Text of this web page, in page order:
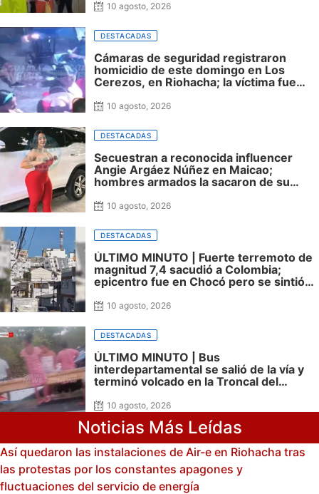
10 agosto, 2026
DESTACADAS
Cámaras de seguridad registraron
homicidio de este domingo en Los
Cerezos, en Riohacha; la víctima fue
10 agosto, 2026
DESTACADAS
Secuestran a reconocida influencer
Angie Argáez Núñez en Maicao;
hombres armados la sacaron de su
10 agosto, 2026
DESTACADAS
ÚLTIMO MINUTO | Fuerte terremoto de
magnitud 7,4 sacudió a Colombia;
epicentro fue en Chocó pero se sintió
10 agosto, 2026
DESTACADAS
ÚLTIMO MINUTO | Bus
interdepartamental se salió de la vía y
terminó volcado en la Troncal del
10 agosto, 2026
Noticias Más Leídas
Así quedaron las instalaciones de Air-e en Riohacha tras
las protestas por los constantes apagones y
fluctuaciones del servicio de energía